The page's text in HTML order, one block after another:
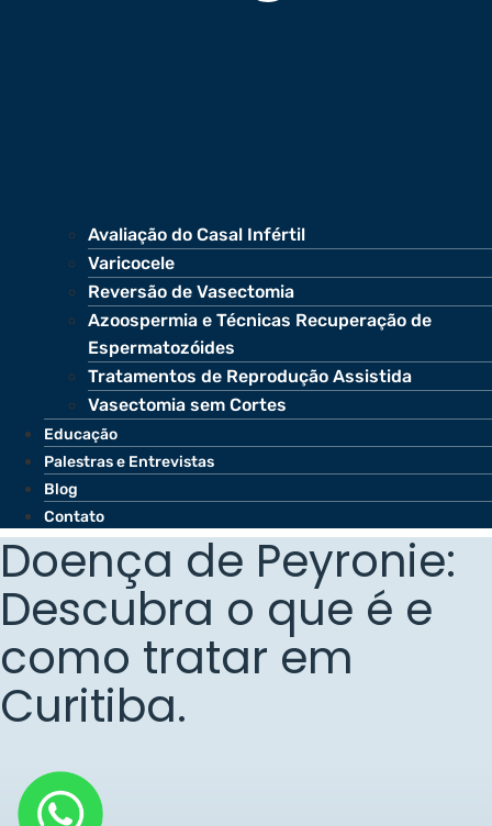
Avaliação do Casal Infértil
Varicocele
Reversão de Vasectomia
Azoospermia e Técnicas Recuperação de
Espermatozóides
Tratamentos de Reprodução Assistida
Vasectomia sem Cortes
Educação
Palestras e Entrevistas
Blog
Contato
Doença de Peyronie:
Descubra o que é e
como tratar em
Curitiba.